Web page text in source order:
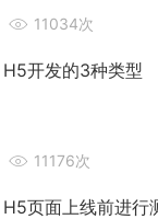
11034次
H5开发的3种类型
11176次
H5页面上线前进行